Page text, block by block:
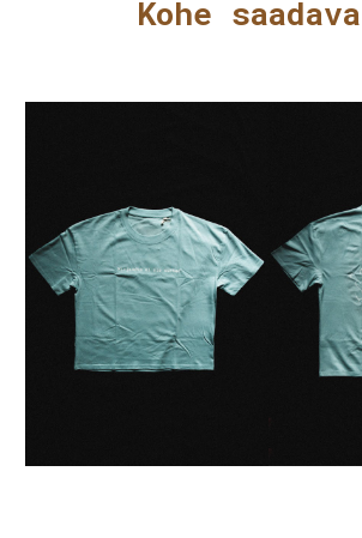
Kohe